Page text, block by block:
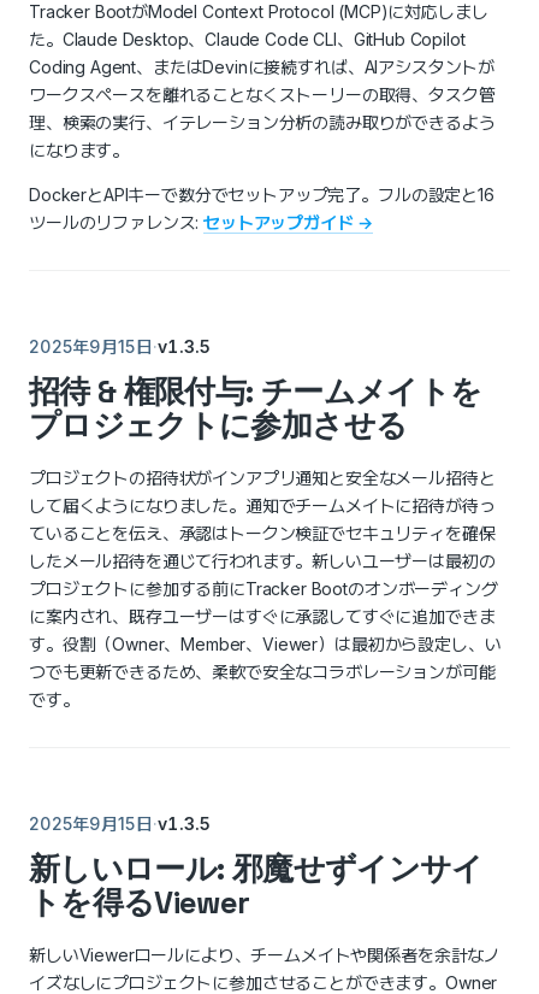
Tracker BootがModel Context Protocol (MCP)に対応しまし
た。Claude Desktop、Claude Code CLI、GitHub Copilot
Coding Agent、またはDevinに接続すれば、AIアシスタントが
ワークスペースを離れることなくストーリーの取得、タスク管
理、検索の実行、イテレーション分析の読み取りができるよう
になります。
DockerとAPIキーで数分でセットアップ完了。フルの設定と16
ツールのリファレンス:セットアップガイド →
2025年9月15日·v1.3.5
招待 & 権限付与: チームメイトを
プロジェクトに参加させる
プロジェクトの招待状がインアプリ通知と安全なメール招待と
して届くようになりました。通知でチームメイトに招待が待っ
ていることを伝え、承認はトークン検証でセキュリティを確保
したメール招待を通じて行われます。新しいユーザーは最初の
プロジェクトに参加する前にTracker Bootのオンボーディング
に案内され、既存ユーザーはすぐに承認してすぐに追加できま
す。役割（Owner、Member、Viewer）は最初から設定し、い
つでも更新できるため、柔軟で安全なコラボレーションが可能
です。
2025年9月15日·v1.3.5
新しいロール: 邪魔せずインサイ
トを得るViewer
新しいViewerロールにより、チームメイトや関係者を余計なノ
イズなしにプロジェクトに参加させることができます。Owner